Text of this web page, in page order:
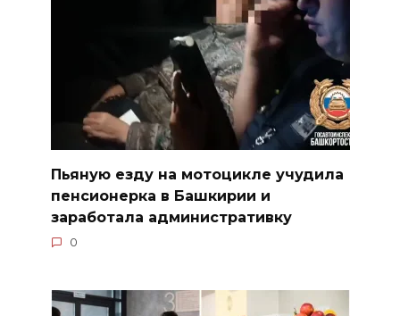
Пьяную езду на мотоцикле учудила
пенсионерка в Башкирии и
заработала административку
0